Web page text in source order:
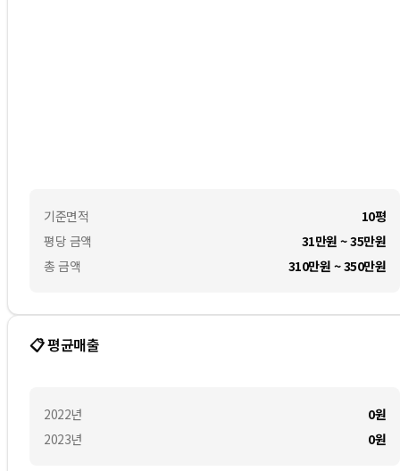
기준면적
평당 금액
총 금액
10평
31만원 ~ 35만원
310만원 ~ 350만원
📋 평균매출
2022년
2023년
0원
0원